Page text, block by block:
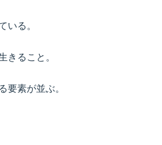
いる。
きること。
要素が並ぶ。